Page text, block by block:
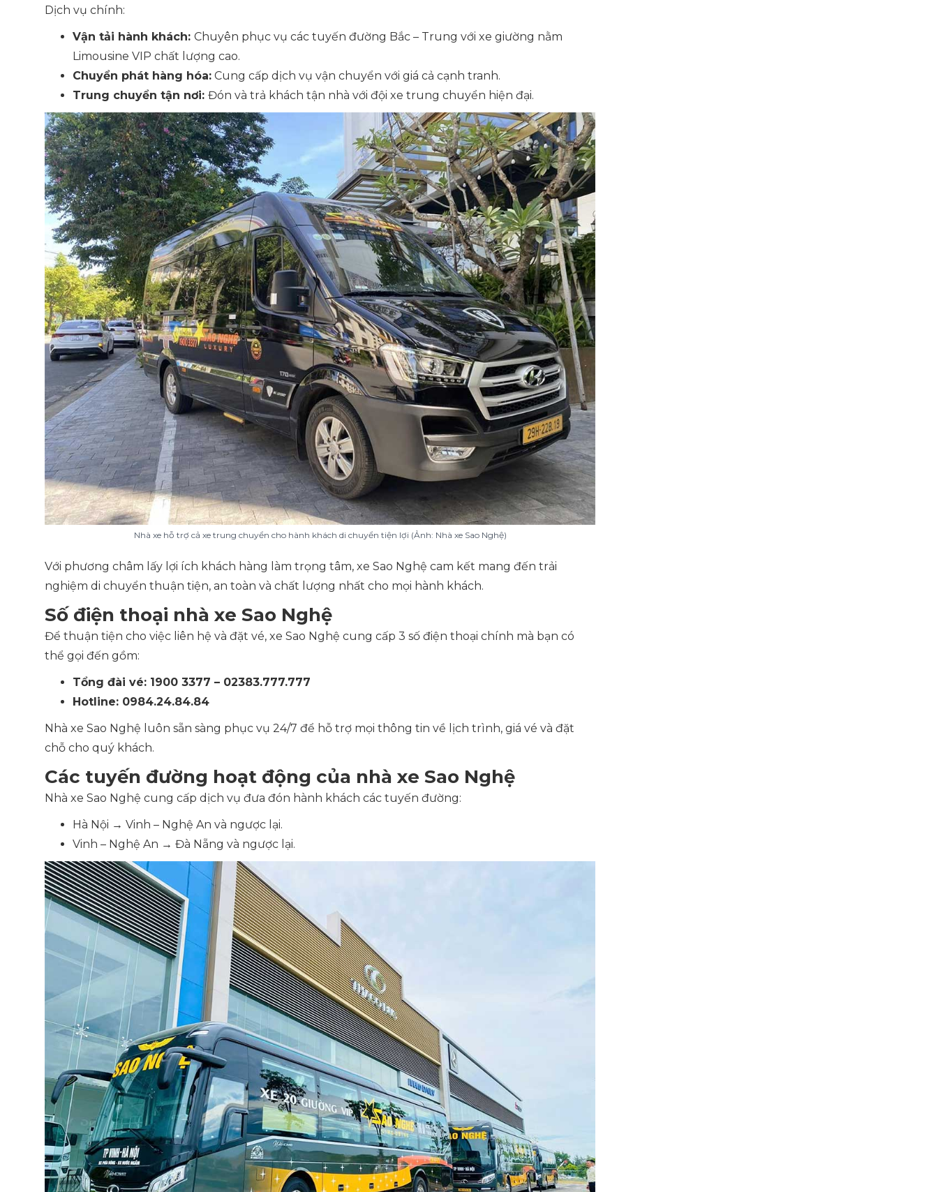
Dịch vụ chính:
Vận tải hành khách: Chuyên phục vụ các tuyến đường Bắc – Trung với xe giường nằm
Limousine VIP chất lượng cao.
Chuyển phát hàng hóa: Cung cấp dịch vụ vận chuyển với giá cả cạnh tranh.
Trung chuyển tận nơi: Đón và trả khách tận nhà với đội xe trung chuyển hiện đại.
Nhà xe hỗ trợ cả xe trung chuyển cho hành khách di chuyển tiện lợi (Ảnh: Nhà xe Sao Nghệ)
Với phương châm lấy lợi ích khách hàng làm trọng tâm, xe Sao Nghệ cam kết mang đến trải
nghiệm di chuyển thuận tiện, an toàn và chất lượng nhất cho mọi hành khách.
Số điện thoại nhà xe Sao Nghệ
Để thuận tiện cho việc liên hệ và đặt vé, xe Sao Nghệ cung cấp 3 số điện thoại chính mà bạn có
thể gọi đến gồm:
Tổng đài vé: 1900 3377 – 02383.777.777
Hotline: 0984.24.84.84
Nhà xe Sao Nghệ luôn sẵn sàng phục vụ 24/7 để hỗ trợ mọi thông tin về lịch trình, giá vé và đặt
chỗ cho quý khách.
Các tuyến đường hoạt động của nhà xe Sao Nghệ
Nhà xe Sao Nghệ cung cấp dịch vụ đưa đón hành khách các tuyến đường:
Hà Nội → Vinh – Nghệ An và ngược lại.
Vinh – Nghệ An → Đà Nẵng và ngược lại.